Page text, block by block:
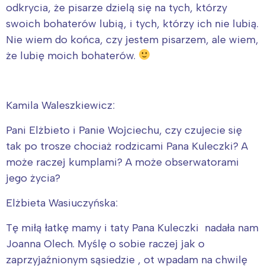
odkrycia, że pisarze dzielą się na tych, którzy
swoich bohaterów lubią, i tych, którzy ich nie lubią.
Nie wiem do końca, czy jestem pisarzem, ale wiem,
że lubię moich bohaterów.
Kamila Waleszkiewicz:
Pani Elżbieto i Panie Wojciechu, czy czujecie się
tak po trosze chociaż rodzicami Pana Kuleczki? A
może raczej kumplami? A może obserwatorami
jego życia?
Elżbieta Wasiuczyńska:
Tę miłą łatkę mamy i taty Pana Kuleczki nadała nam
Joanna Olech. Myślę o sobie raczej jak o
zaprzyjaźnionym sąsiedzie , ot wpadam na chwilę